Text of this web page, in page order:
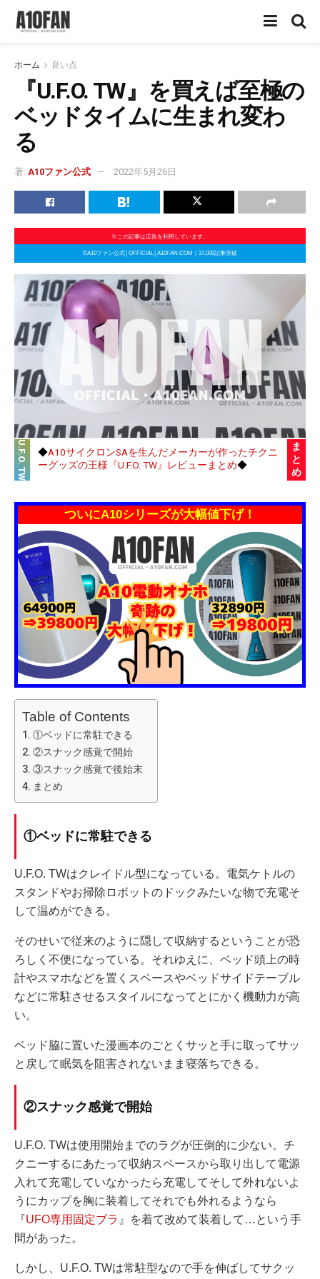
ホーム 良い点
『U.F.O. TW』を買えば至極の
ベッドタイムに生まれ変わ
る
著: A10ファン公式 2022年5月26日
※この記事は広告を利用しています。
©A10ファン公式│OFFICIAL│A10FAN.COM｜37,000記事突破
U.F.O. TW ◆A10サイクロンSAを生んだメーカーが作ったチクニ
ーグッズの王様『U.F.O. TW』レビューまとめ◆
ま
と
め
ついにA10シリーズが大幅値下げ！
Table of Contents
①ベッドに常駐できる
②スナック感覚で開始
③スナック感覚で後始末
まとめ
①ベッドに常駐できる
U.F.O. TWはクレイドル型になっている。電気ケトルの
スタンドやお掃除ロボットのドックみたいな物で充電そ
して温めができる。
そのせいで従来のように隠して収納するということが恐
ろしく不便になっている。それゆえに、ベッド頭上の時
計やスマホなどを置くスペースやベッドサイドテーブル
などに常駐させるスタイルになってとにかく機動力が高
い。
ベッド脇に置いた漫画本のごとくサッと手に取ってサッ
と戻して眠気を阻害されないまま寝落ちできる。
②スナック感覚で開始
U.F.O. TWは使用開始までのラグが圧倒的に少ない。チ
クニーするにあたって収納スペースから取り出して電源
入れて充電していなかったら充電してそして外れないよ
うにカップを胸に装着してそれでも外れるようなら
『UFO専用固定ブラ 』を着て改めて装着して…という手
間があった。
しかし、U.F.O. TWは常駐型なので手を伸ばしてサクッ